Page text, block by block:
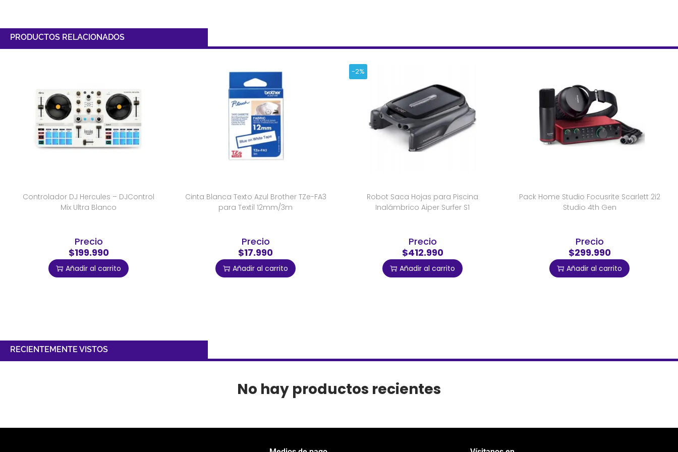
PRODUCTOS RELACIONADOS
Controlador DJ Hercules – DJControl
Mix Ultra Blanco
Precio
$199.990
Añadir al carrito
Cinta Blanca Texto Azul Brother TZe-FA3
para Textil 12mm/3m
Precio
$17.990
Añadir al carrito
-2%
Robot Saca Hojas para Piscina
Inalámbrico Aiper Surfer S1
Precio
$412.990
Añadir al carrito
Pack Home Studio Focusrite Scarlett 2i2
Studio 4th Gen
Precio
$299.990
Añadir al carrito
RECIENTEMENTE VISTOS
No hay productos recientes